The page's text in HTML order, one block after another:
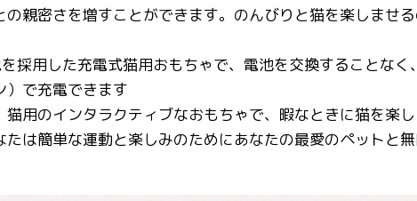
の親密さを増すことができます。のんびりと猫を楽しませ
を採用した充電式猫用おもちゃで、電池を交換することな
）で充電できます
猫用のインタラクティブなおもちゃで、暇なときに猫を楽
たは簡単な運動と楽しみのためにあなたの最愛のペットと